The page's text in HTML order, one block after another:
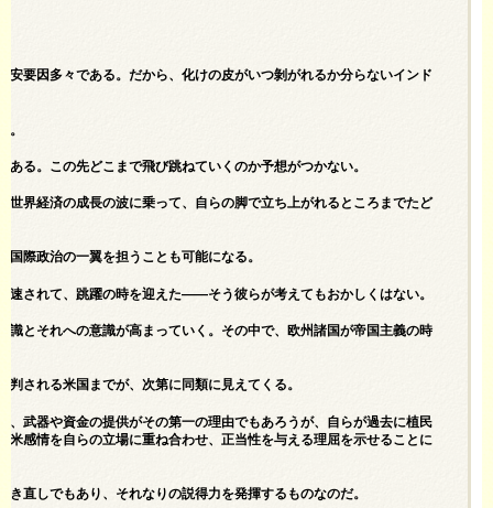
要因多々である。だから、化けの皮がいつ剝がれるか分らないインド
。
る。この先どこまで飛び跳ねていくのか予想がつかない。
界経済の成長の波に乗って、自らの脚で立ち上がれるところまでたど
際政治の一翼を担うことも可能になる。
速されて、跳躍の時を迎えた――そう彼らが考えてもおかしくはない。
とそれへの意識が高まっていく。その中で、欧州諸国が帝国主義の時
される米国までが、次第に同類に見えてくる。
武器や資金の提供がその第一の理由でもあろうが、自らが過去に植民
感情を自らの立場に重ね合わせ、正当性を与える理屈を示せることに
直しでもあり、それなりの説得力を発揮するものなのだ。